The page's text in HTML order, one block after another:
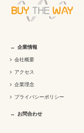
企業情報
会社概要
アクセス
企業理念
プライバシーポリシー
お問合わせ